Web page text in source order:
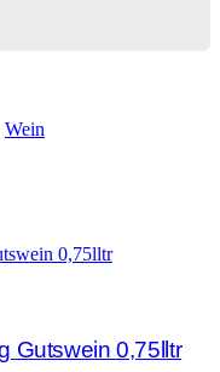
Wein
Gutswein 0,75lltr